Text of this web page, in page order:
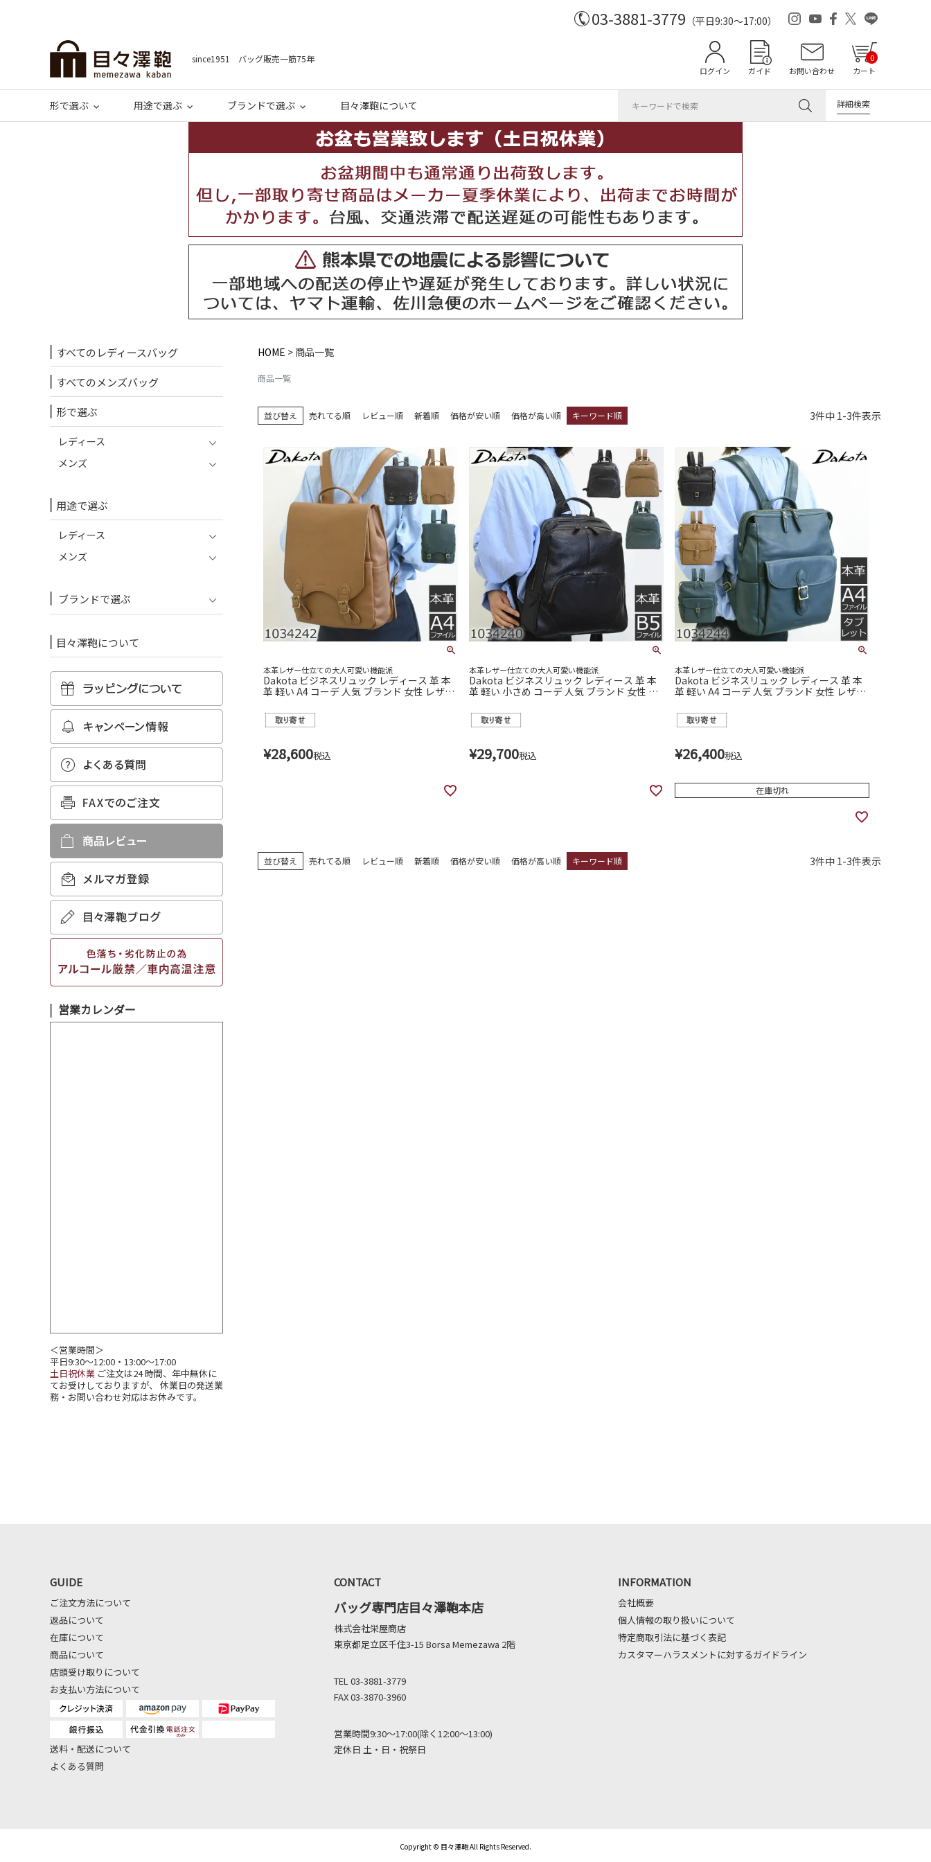
03-3881-3779 （平日9:30～17:00）
since1951 バッグ販売一筋75年
ログイン ガイド お問い合わせ カート
0
形で選ぶ 用途で選ぶ ブランドで選ぶ 目々澤鞄について 詳細検索
すべてのレディースバッグ
すべてのメンズバッグ
形で選ぶ
レディース
メンズ
用途で選ぶ
レディース
メンズ
ブランドで選ぶ
目々澤鞄について
営業カレンダー
＜営業時間＞
平日9:30～12:00・13:00～17:00
土日祝休業 ご注文は24 時間、年中無休に
てお受けしておりますが、 休業日の発送業
務・お問い合わせ対応はお休みです。
HOME 商品一覧
商品一覧
並び替え 売れてる順 レビュー順 新着順 価格が安い順 価格が高い順 キーワード順 3件中 1-3件表示
本革レザー仕立ての大人可愛い機能派
Dakota ビジネスリュック レディース 革 本
革 軽い A4 コーデ 人気 ブランド 女性 レザー
い ダコタ 1034242
¥28,600税込
本革レザー仕立ての大人可愛い機能派
Dakota ビジネスリュック レディース 革 本
革 軽い 小さめ コーデ 人気 ブランド 女性 レ
可愛い ダコタ 1034240
¥29,700税込
本革レザー仕立ての大人可愛い機能派
Dakota ビジネスリュック レディース 革 本
革 軽い A4 コーデ 人気 ブランド 女性 レザー
い ダコタ 1034244
¥26,400税込
在庫切れ
並び替え 売れてる順 レビュー順 新着順 価格が安い順 価格が高い順 キーワード順 3件中 1-3件表示
GUIDE
ご注文方法について
返品について
在庫について
商品について
店頭受け取りについて
お支払い方法について
送料・配送について
よくある質問
CONTACT
バッグ専門店目々澤鞄本店
株式会社栄屋商店
東京都足立区千住3-15 Borsa Memezawa 2階
TEL 03-3881-3779
FAX 03-3870-3960
営業時間9:30～17:00(除く12:00～13:00)
定休日 土・日・祝祭日
INFORMATION
会社概要
個人情報の取り扱いについて
特定商取引法に基づく表記
カスタマーハラスメントに対するガイドライン
Copyright © 目々澤鞄 All Rights Reserved.